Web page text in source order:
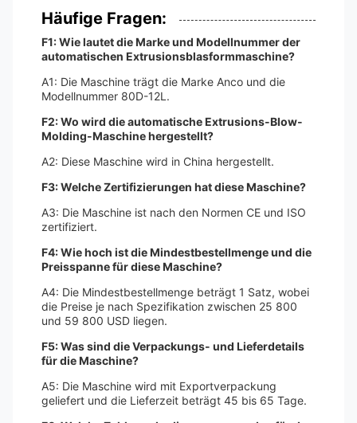
Häufige Fragen:
F1: Wie lautet die Marke und Modellnummer der
automatischen Extrusionsblasformmaschine?
A1: Die Maschine trägt die Marke Anco und die
Modellnummer 80D-12L.
F2: Wo wird die automatische Extrusions-Blow-
Molding-Maschine hergestellt?
A2: Diese Maschine wird in China hergestellt.
F3: Welche Zertifizierungen hat diese Maschine?
A3: Die Maschine ist nach den Normen CE und ISO
zertifiziert.
F4: Wie hoch ist die Mindestbestellmenge und die
Preisspanne für diese Maschine?
A4: Die Mindestbestellmenge beträgt 1 Satz, wobei
die Preise je nach Spezifikation zwischen 25 800
und 59 800 USD liegen.
F5: Was sind die Verpackungs- und Lieferdetails
für die Maschine?
A5: Die Maschine wird mit Exportverpackung
geliefert und die Lieferzeit beträgt 45 bis 65 Tage.